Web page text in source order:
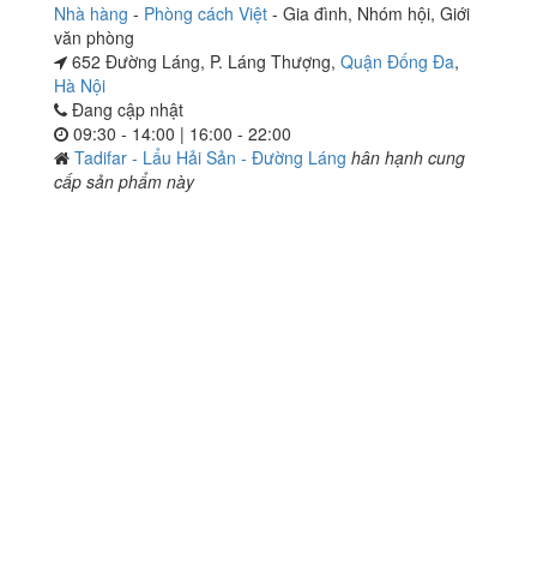
Nhà hàng - Phòng cách Việt - Gia đình, Nhóm hội, Giới
văn phòng
652 Đường Láng, P. Láng Thượng, Quận Đống Đa,
Hà Nội
Đang cập nhật
09:30 - 14:00 | 16:00 - 22:00
Tadifar - Lẩu Hải Sản - Đường Láng hân hạnh cung
cấp sản phẩm này